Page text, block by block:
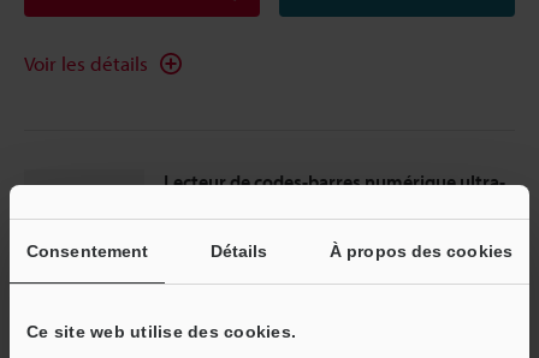
Consentement Détails À propos des cookies
Ce site web utilise des cookies.
Voir les détails
Lecteur de codes-barres numérique ultra-
Modèles (numériques) de la nouvelle série BL-1300 développée